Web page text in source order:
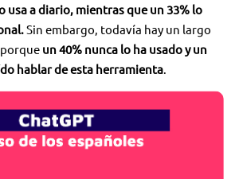
usa a diario, mientras que un 33% lo
Sin embargo, todavía hay un largo
un 40% nunca lo ha usado y un
hablar de esta herramienta